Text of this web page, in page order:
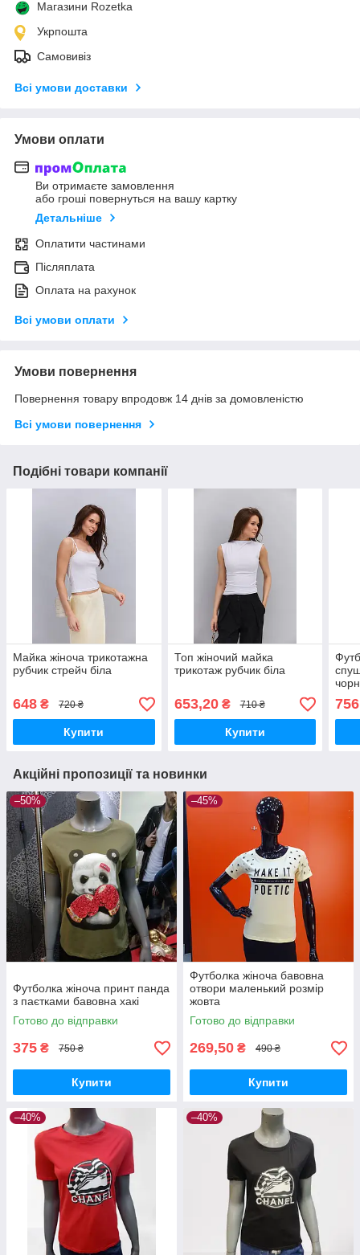
Магазини Rozetka
Укрпошта
Самовивіз
Всі умови доставки
Умови оплати
Ви отримаєте замовлення
або гроші повернуться на вашу картку
Детальніше
Оплатити частинами
Післяплата
Оплата на рахунок
Всі умови оплати
Умови повернення
Повернення товару впродовж 14 днів за домовленістю
Всі умови повернення
Подібні товари компанії
Майка жіноча трикотажна
рубчик стрейч біла
648 ₴ 720 ₴
Купити
Топ жіночий майка
трикотаж рубчик біла
653,20₴ 710 ₴
Купити
Акційні пропозиції та новинки
–50%
Футболка жіноча принт панда
з паєтками бавовна хакі
Готово до відправки
375 ₴ 750 ₴
Купити
–45%
Футболка жіноча бавовна
отвори маленький розмір
жовта
Готово до відправки
269,50 ₴ 490 ₴
Купити
–40% –40%